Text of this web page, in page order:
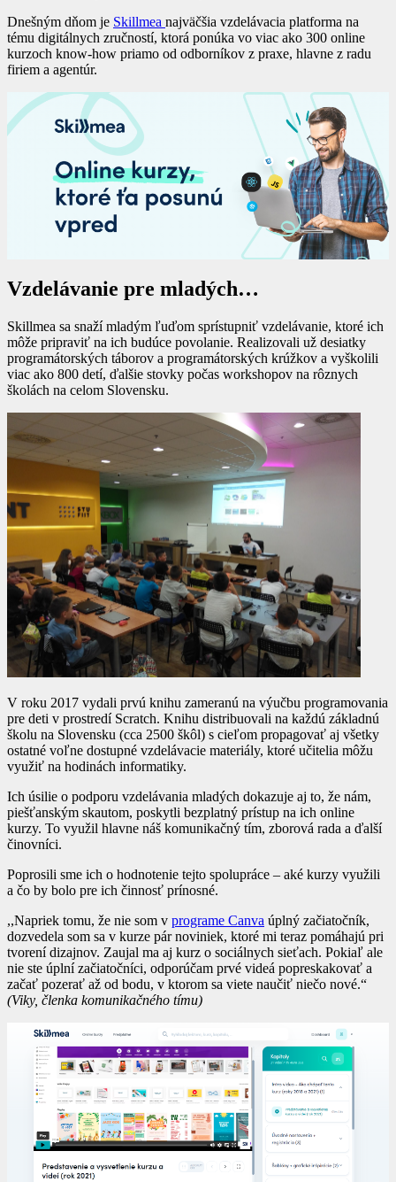
Dnešným dňom je Skillmea najväčšia vzdelávacia platforma na
tému digitálnych zručností, ktorá ponúka vo viac ako 300 online
kurzoch know-how priamo od odborníkov z praxe, hlavne z radu
firiem a agentúr.
Vzdelávanie pre mladých…
Skillmea sa snaží mladým ľuďom sprístupniť vzdelávanie, ktoré ich
môže pripraviť na ich budúce povolanie. Realizovali už desiatky
programátorských táborov a programátorských krúžkov a vyškolili
viac ako 800 detí, ďalšie stovky počas workshopov na rôznych
školách na celom Slovensku.
V roku 2017 vydali prvú knihu zameranú na výučbu programovania
pre deti v prostredí Scratch. Knihu distribuovali na každú základnú
školu na Slovensku (cca 2500 škôl) s cieľom propagovať aj všetky
ostatné voľne dostupné vzdelávacie materiály, ktoré učitelia môžu
využiť na hodinách informatiky.
Ich úsilie o podporu vzdelávania mladých dokazuje aj to, že nám,
piešťanským skautom, poskytli bezplatný prístup na ich online
kurzy. To využil hlavne náš komunikačný tím, zborová rada a ďalší
činovníci.
Poprosili sme ich o hodnotenie tejto spolupráce – aké kurzy využili
a čo by bolo pre ich činnosť prínosné.
,,Napriek tomu, že nie som v programe Canva úplný začiatočník,
dozvedela som sa v kurze pár noviniek, ktoré mi teraz pomáhajú pri
tvorení dizajnov. Zaujal ma aj kurz o sociálnych sieťach. Pokiaľ ale
nie ste úplní začiatočníci, odporúčam prvé videá popreskakovať a
začať pozerať až od bodu, v ktorom sa viete naučiť niečo nové.“
(Viky, členka komunikačného tímu)